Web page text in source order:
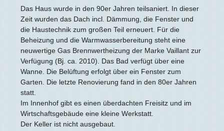
Das Haus wurde in den 90er Jahren teilsaniert. In dieser
Zeit wurden das Dach incl. Dämmung, die Fenster und
die Haustechnik zum großen Teil erneuert. Für die
Beheizung und die Warmwasserbereitung steht eine
neuwertige Gas Brennwertheizung der Marke Vaillant zur
Verfügung (Bj. ca. 2010). Das Bad verfügt über eine
Wanne. Die Belüftung erfolgt über ein Fenster zum
Garten. Die letzte Renovierung fand in den 80er Jahren
statt.
Im Innenhof gibt es einen überdachten Freisitz und im
Wirtschaftsgebäude eine kleine Werkstatt.
Der Keller ist nicht ausgebaut.